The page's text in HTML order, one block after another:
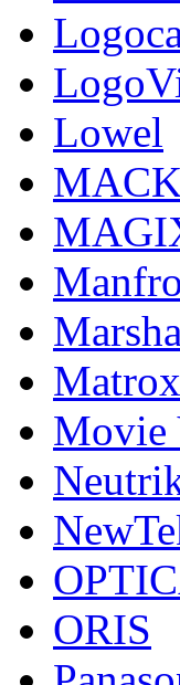
Lowel
Matrox
Movie
ORIS